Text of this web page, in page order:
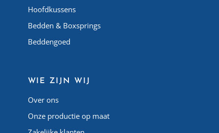
Hoofdkussens
Bedden & Boxsprings
Beddengoed
WIE ZIJN WIJ
Over ons
Onze productie op maat